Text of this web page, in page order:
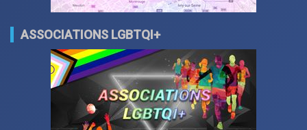
ASSOCIATIONS LGBTQI+